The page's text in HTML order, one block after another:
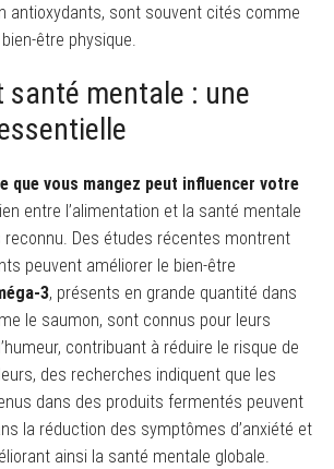
antioxydants, sont souvent cités comme
être physique.
mentale : une
que vous mangez peut influencer votre
entre l’alimentation et la santé mentale
reconnu. Des études récentes montrent
peuvent améliorer le bien-être
3, présents en grande quantité dans
le saumon, sont connus pour leurs
contribuant à réduire le risque de
des recherches indiquent que les
dans des produits fermentés peuvent
la réduction des symptômes d’anxiété et
ainsi la santé mentale globale.